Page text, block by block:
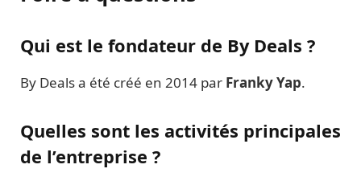
Qui est le fondateur de By Deals ?
By Deals a été créé en 2014 par Franky Yap.
Quelles sont les activités principales
de l’entreprise ?